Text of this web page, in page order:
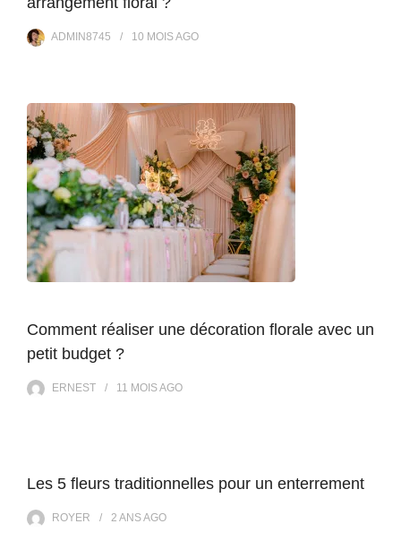
ADMIN8745 10 MOISAGO
Comment réaliser une décoration florale avec un
petit budget ?
ERNEST 11 MOISAGO
Les 5 fleurs traditionnelles pour un enterrement
ROYER 2 ANSAGO